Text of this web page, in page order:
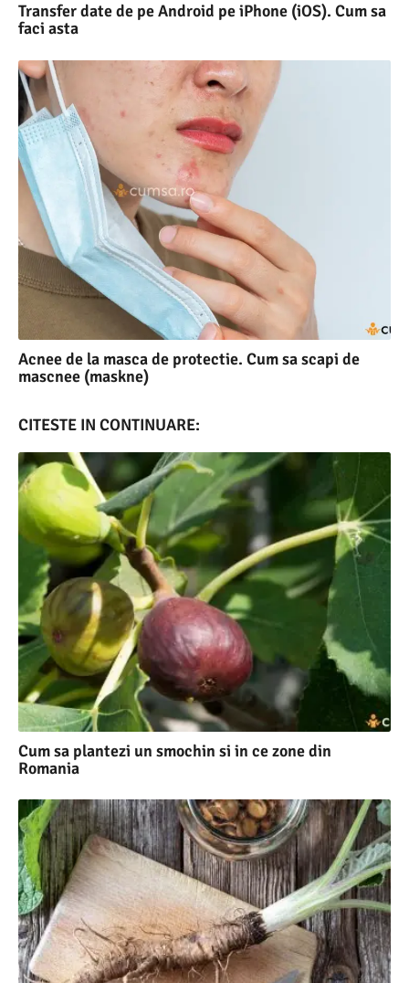
Transfer date de pe Android pe iPhone (iOS). Cum sa
faci asta
Acnee de la masca de protectie. Cum sa scapi de
mascnee (maskne)
CITESTE IN CONTINUARE:
Cum sa plantezi un smochin si in ce zone din
Romania